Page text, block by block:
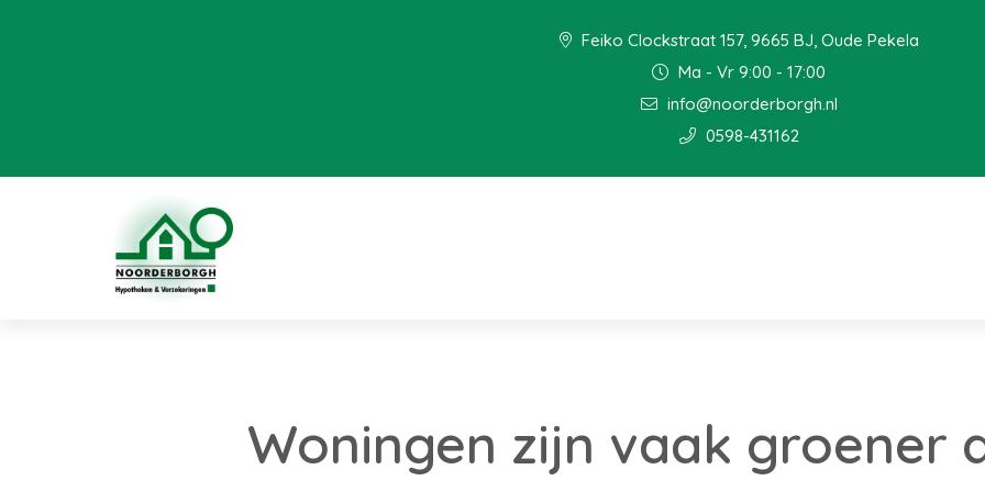
Feiko Clockstraat 157, 9665 BJ, Oude Pekela
Ma - Vr 9:00 - 17:00
info@noorderborgh.nl
0598-431162
Woningen zijn vaak groener